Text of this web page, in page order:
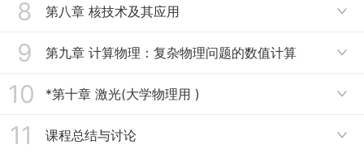
2.4.1 广义相对论：惯性质量=引力质量？马赫原理
2.4.2 广义相对论：广义相对论基本原理
4.3.3 薛定谔方程应用3：一维谐振子
4.3.4 薛定谔方程应用4：量子力学中的氢原子问题
5.1.4 晶体的结合与晶格的振动
章节测验（固体物理基础）
拓展阅读：磁斯格明子：新一代磁性数据存储单元
6.4 后硅时代 与半导体物理趣闻
章节测验（半导体物理）
7.2.2 原子核的结合能 裂变和聚变2：裂变和聚变
8 第八章 核技术及其应用 
8.1 什么是核技术？
8.4 核电与核爆炸
9 第九章 计算物理：复杂物理问题的数值计算 
9.1 计算物理学科的形成
10 *第十章 激光(大学物理用 ) 
10.1 激光简介
11 课程总结与讨论 